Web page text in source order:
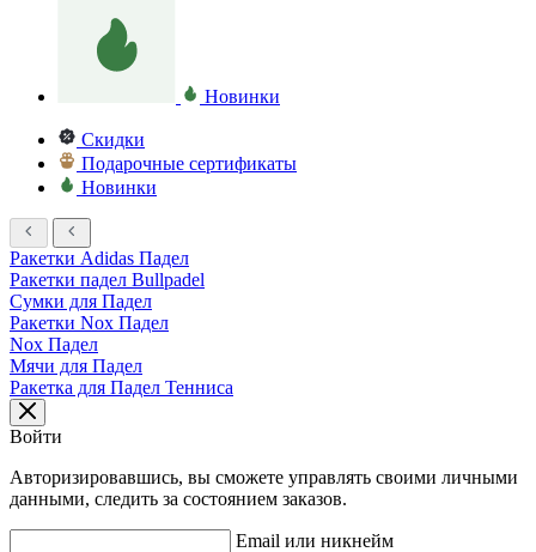
Новинки
Скидки
Подарочные сертификаты
Новинки
Ракетки Adidas Падел
Ракетки падел Bullpadel
Сумки для Падел
Ракетки Nox Падел
Nox Падел
Мячи для Падел
Ракетка для Падел Тенниса
Войти
Авторизировавшись, вы сможете управлять своими личными
данными, следить за состоянием заказов.
Email или никнейм